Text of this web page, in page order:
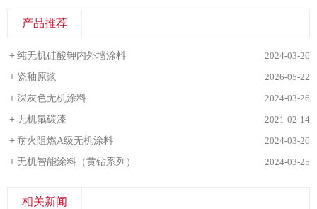
产品推荐
+ 纯无机硅酸钾内外墙涂料
2024-03-26
+ 瓷釉原浆
2026-05-22
+ 深灰色无机涂料
2024-03-26
+ 无机氟碳漆
2021-02-14
+ 耐火阻燃A级无机涂料
2024-03-26
+ 无机智能涂料（黄钻系列） 2024-03-25
相关新闻